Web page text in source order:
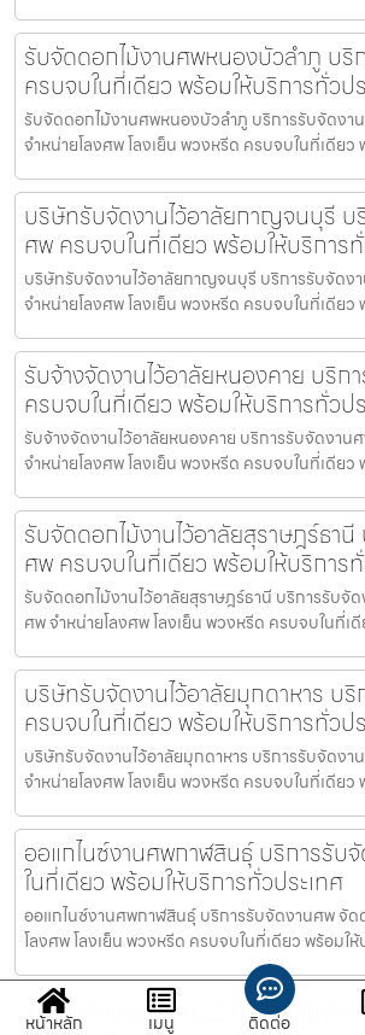
รับจัดดอกไม้งานศพหนองบัวลำภู บริ
ครบจบในที่เดียว พร้อมให้บริการทั่วป
รับจัดดอกไม้งานศพหนองบัวลำภู บริการรับจัดง
จำหน่ายโลงศพ โลงเย็น พวงหรีด ครบจบในที่เดียว
บริษัทรับจัดงานไว้อาลัยกาญจนบุรี บ
ศพ ครบจบในที่เดียว พร้อมให้บริการ
บริษัทรับจัดงานไว้อาลัยกาญจนบุรี บริการรับจัด
จำหน่ายโลงศพ โลงเย็น พวงหรีด ครบจบในที่เดียว
รับจ้างจัดงานไว้อาลัยหนองคาย บริก
ครบจบในที่เดียว พร้อมให้บริการทั่วป
รับจ้างจัดงานไว้อาลัยหนองคาย บริการรับจัดงา
จำหน่ายโลงศพ โลงเย็น พวงหรีด ครบจบในที่เดียว
รับจัดดอกไม้งานไว้อาลัยสุราษฎร์ธา
ศพ ครบจบในที่เดียว พร้อมให้บริการ
รับจัดดอกไม้งานไว้อาลัยสุราษฎร์ธานี บริการรับจั
ศพ จำหน่ายโลงศพ โลงเย็น พวงหรีด ครบจบในที่เ
บริษัทรับจัดงานไว้อาลัยมุกดาหาร บ
ครบจบในที่เดียว พร้อมให้บริการทั่วป
บริษัทรับจัดงานไว้อาลัยมุกดาหาร บริการรับจัดง
จำหน่ายโลงศพ โลงเย็น พวงหรีด ครบจบในที่เดียว
ออแกไนซ์งานศพกาฬสินธุ์ บริการรับ
ในที่เดียว พร้อมให้บริการทั่วประเทศ
ออแกไนซ์งานศพกาฬสินธุ์ บริการรับจัดงานศพ จัด
โลงศพ โลงเย็น พวงหรีด ครบจบในที่เดียว พร้อมใ
รับจ้างจัดงานศพกระบี่ บริการรับจัด
หน้าหลัก เมนู ติดต่อ